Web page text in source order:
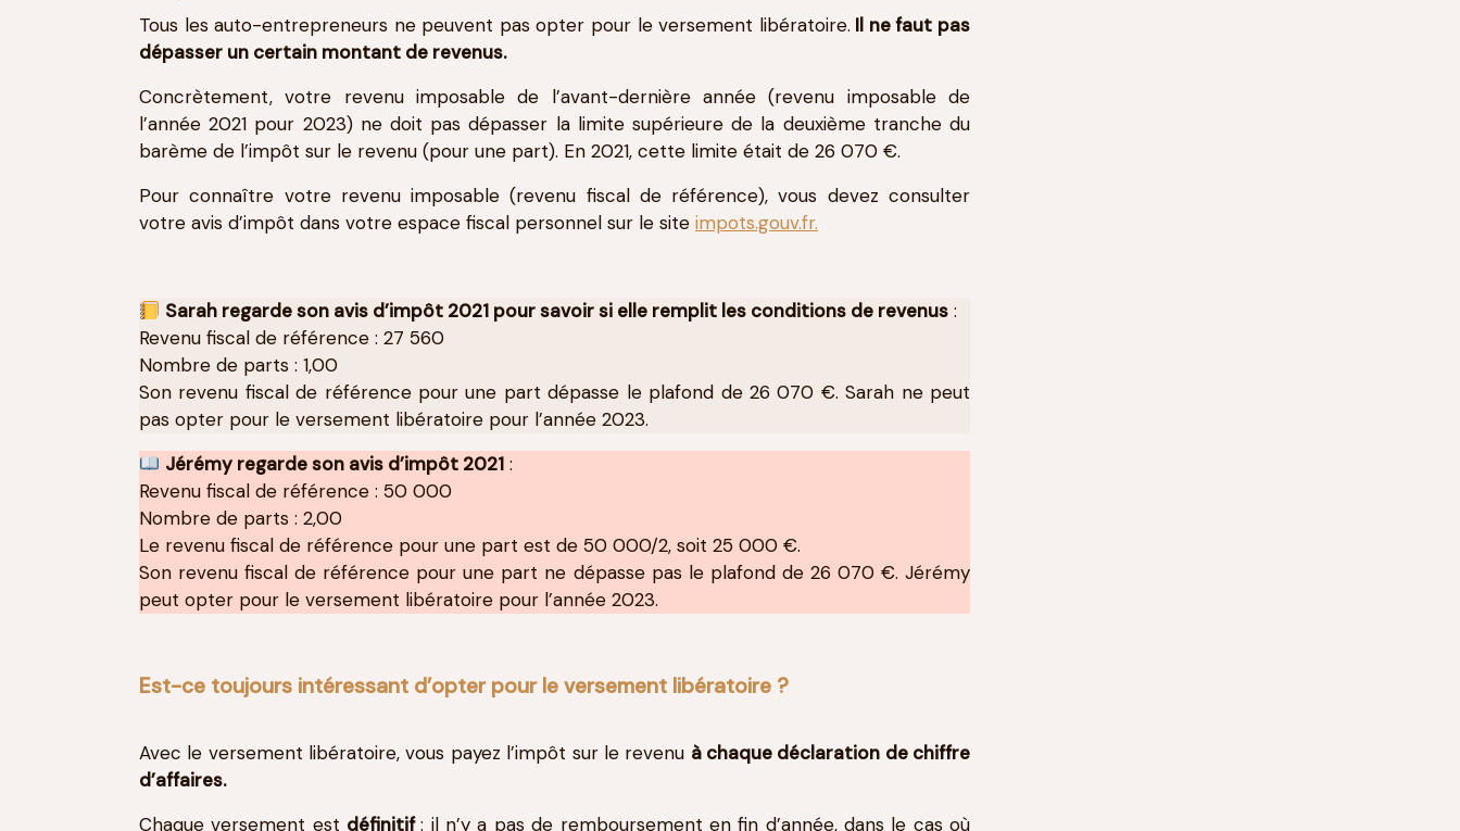
Tous les auto-entrepreneurs ne peuvent pas opter pour le versement libératoire. Il ne faut pas
dépasser un certain montant de revenus.
Concrètement, votre revenu imposable de l’avant-dernière année (revenu imposable de
l’année 2021 pour 2023) ne doit pas dépasser la limite supérieure de la deuxième tranche du
barème de l’impôt sur le revenu (pour une part). En 2021, cette limite était de 26 070 €.
Pour connaître votre revenu imposable (revenu fiscal de référence), vous devez consulter
votre avis d’impôt dans votre espace fiscal personnel sur le site impots.gouv.fr.
Sarah regarde son avis d’impôt 2021 pour savoir si elle remplit les conditions de revenus :
Revenu fiscal de référence : 27 560
Nombre de parts : 1,00
Son revenu fiscal de référence pour une part dépasse le plafond de 26 070 €. Sarah ne peut
pas opter pour le versement libératoire pour l’année 2023.
Jérémy regarde son avis d’impôt 2021 :
Revenu fiscal de référence : 50 000
Nombre de parts : 2,00
Le revenu fiscal de référence pour une part est de 50 000/2, soit 25 000 €.
Son revenu fiscal de référence pour une part ne dépasse pas le plafond de 26 070 €. Jérémy
peut opter pour le versement libératoire pour l’année 2023.
Est-ce toujours intéressant d’opter pour le versement libératoire ?
Avec le versement libératoire, vous payez l’impôt sur le revenu à chaque déclaration de chiffre
d’affaires.
Chaque versement est définitif: il n’y a pas de remboursement en fin d’année, dans le cas où